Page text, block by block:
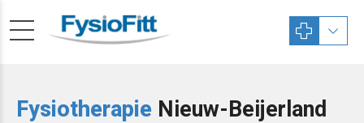
Fysiotherapie Nieuw-Beijerland